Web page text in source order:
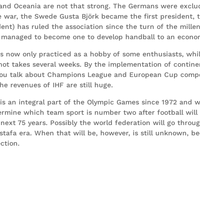
Oceania are not that strong. The Germans were
war, the Swede Gusta Björk became the first president,
has ruled the association since the turn of the
to become one to develop handball to an
now only practiced as a hobby of some enthusiasts,
takes several weeks. By the implementation of
talk about Champions League and European Cup
revenues of IHF are still huge.
is an integral part of the Olympic Games since 1972 and
which team sport is number two after football
75 years. Possibly the world federation will go
era. When that will be, however, is still unknown,